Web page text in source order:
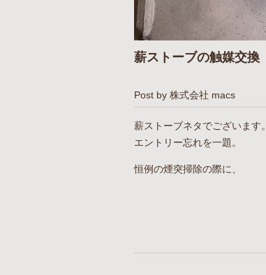
薪ストーブの触媒交換
Post by 株式会社 macs
薪ストーブネタでございます。
エントリー忘れを一題。
恒例の煙突掃除の際に、